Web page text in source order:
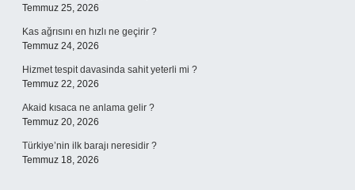
Temmuz 25, 2026
Kas ağrısını en hızlı ne geçirir ?
Temmuz 24, 2026
Hizmet tespit davasinda sahit yeterli mi ?
Temmuz 22, 2026
Akaid kısaca ne anlama gelir ?
Temmuz 20, 2026
Türkiye’nin ilk barajı neresidir ?
Temmuz 18, 2026